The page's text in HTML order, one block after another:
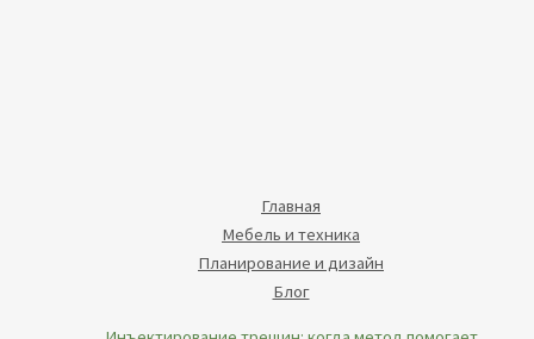
Главная
Мебель и техника
Планирование и дизайн
Блог